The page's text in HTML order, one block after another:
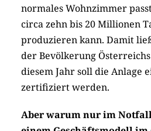
normales Wohnzimmer
circa zehn bis 20 Millionen
produzieren kann. Damit
der Bevölkerung
diesem Jahr soll die Anlage
zertifiziert werden.
Aber warum nur im